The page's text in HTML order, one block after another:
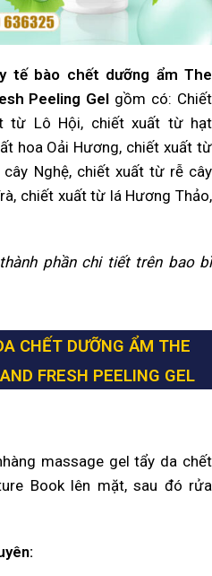
tế bào chết dưỡng ẩm The
Peeling Gel gồm có: Chiết
từ Lô Hội, chiết xuất từ hạt
hoa Oải Hương, chiết xuất từ
Nghệ, chiết xuất từ rễ cây
chiết xuất từ lá Hương Thảo,
phần chi tiết trên bao bì
CHẾT DƯỠNG ẨM THE
FRESH PEELING GEL
massage gel tẩy da chết
Book lên mặt, sau đó rửa